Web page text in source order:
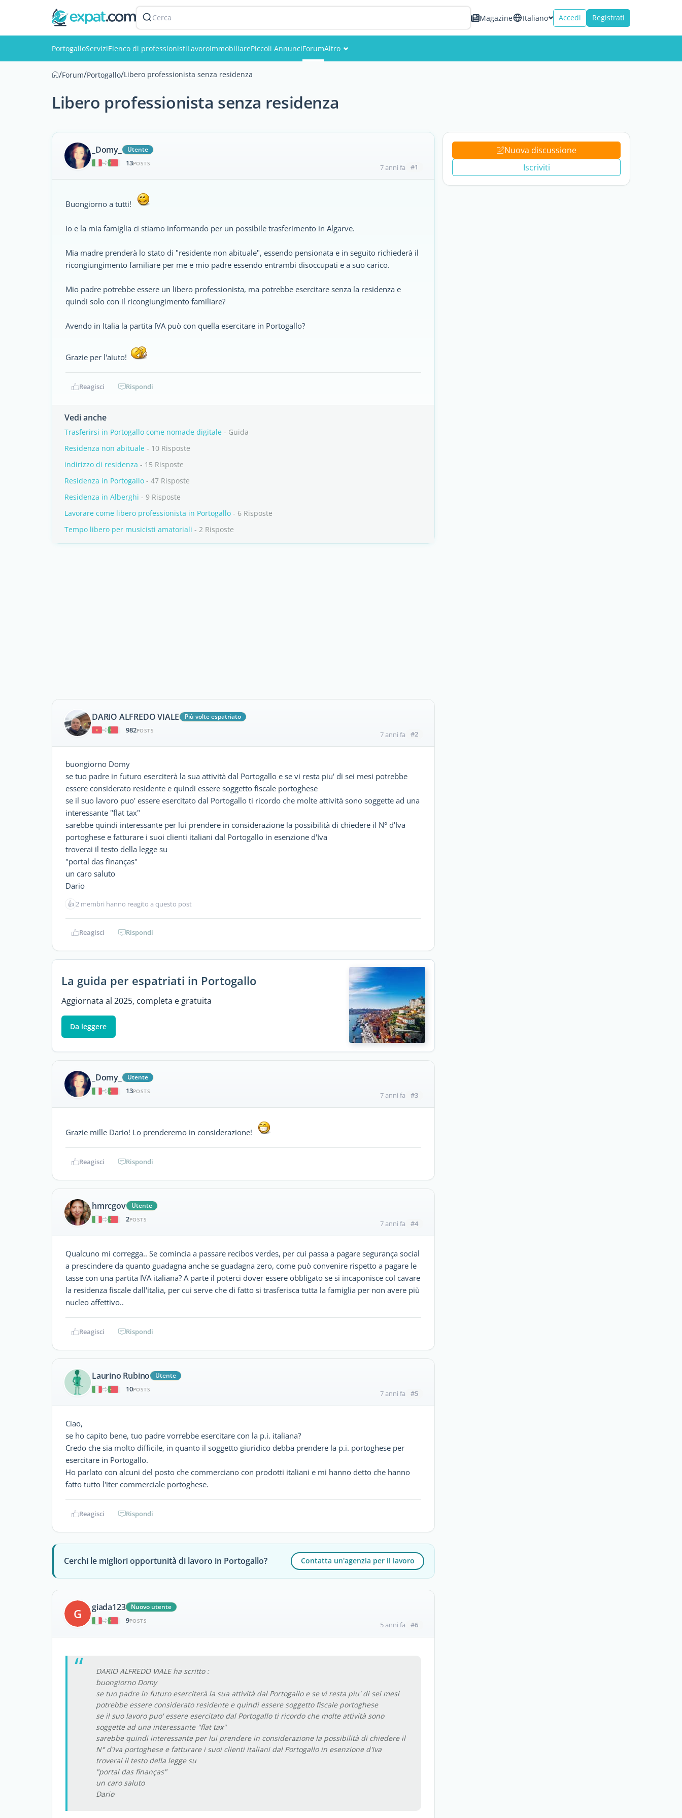
Cerca Magazine Italiano Accedi Registrati
PortogalloServiziElenco di professionistiLavoroImmobiliarePiccoli AnnunciForumAltro
/Forum/Portogallo/Libero professionista senza residenza
Libero professionista senza residenza
_Domy_
Utente
|
13POSTS 7 anni fa #1
Buongiorno a tutti!
Io e la mia famiglia ci stiamo informando per un possibile trasferimento in Algarve.
Mia madre prenderà lo stato di "residente non abituale", essendo pensionata e in seguito richiederà il
ricongiungimento familiare per me e mio padre essendo entrambi disoccupati e a suo carico.
Mio padre potrebbe essere un libero professionista, ma potrebbe esercitare senza la residenza e
quindi solo con il ricongiungimento familiare?
Avendo in Italia la partita IVA può con quella esercitare in Portogallo?
Grazie per l'aiuto!
Reagisci Rispondi
Vedi anche
Trasferirsi in Portogallo come nomade digitale - Guida
Residenza non abituale - 10 Risposte
indirizzo di residenza - 15 Risposte
Residenza in Portogallo - 47 Risposte
Residenza in Alberghi - 9 Risposte
Lavorare come libero professionista in Portogallo - 6 Risposte
Tempo libero per musicisti amatoriali - 2 Risposte
DARIO ALFREDO VIALE
Più volte espatriato
|
982POSTS 7 anni fa #2
buongiorno Domy
se tuo padre in futuro eserciterà la sua attività dal Portogallo e se vi resta piu' di sei mesi potrebbe
essere considerato residente e quindi essere soggetto fiscale portoghese
se il suo lavoro puo' essere esercitato dal Portogallo ti ricordo che molte attività sono soggette ad una
interessante "flat tax"
sarebbe quindi interessante per lui prendere in considerazione la possibilità di chiedere il N° d'Iva
portoghese e fatturare i suoi clienti italiani dal Portogallo in esenzione d'Iva
troverai il testo della legge su
"portal das finanças"
un caro saluto
Dario
👍2 membri hanno reagito a questo post
Reagisci Rispondi
La guida per espatriati in Portogallo
Aggiornata al 2025, completa e gratuita
Da leggere
_Domy_
Utente
|
13POSTS 7 anni fa #3
Grazie mille Dario! Lo prenderemo in considerazione!
Reagisci Rispondi
hmrcgov
Utente
|
2POSTS 7 anni fa #4
Qualcuno mi corregga.. Se comincia a passare recibos verdes, per cui passa a pagare segurança social
a prescindere da quanto guadagna anche se guadagna zero, come può convenire rispetto a pagare le
tasse con una partita IVA italiana? A parte il poterci dover essere obbligato se si incaponisce col cavare
la residenza fiscale dall'italia, per cui serve che di fatto si trasferisca tutta la famiglia per non avere più
nucleo affettivo..
Reagisci Rispondi
Laurino Rubino
Utente
|
10POSTS 7 anni fa #5
Ciao,
se ho capito bene, tuo padre vorrebbe esercitare con la p.i. italiana?
Credo che sia molto difficile, in quanto il soggetto giuridico debba prendere la p.i. portoghese per
esercitare in Portogallo.
Ho parlato con alcuni del posto che commerciano con prodotti italiani e mi hanno detto che hanno
fatto tutto l'iter commerciale portoghese.
Reagisci Rispondi
Cerchi le migliori opportunità di lavoro in Portogallo? Contatta un'agenzia per il lavoro
G giada123
Nuovo utente
|
9POSTS 5 anni fa #6
DARIO ALFREDO VIALE ha scritto :
buongiorno Domy
se tuo padre in futuro eserciterà la sua attività dal Portogallo e se vi resta piu' di sei mesi
potrebbe essere considerato residente e quindi essere soggetto fiscale portoghese
se il suo lavoro puo' essere esercitato dal Portogallo ti ricordo che molte attività sono
soggette ad una interessante "flat tax"
sarebbe quindi interessante per lui prendere in considerazione la possibilità di chiedere il
N° d'Iva portoghese e fatturare i suoi clienti italiani dal Portogallo in esenzione d'Iva
troverai il testo della legge su
"portal das finanças"
un caro saluto
Dario
Nuova discussione
Iscriviti